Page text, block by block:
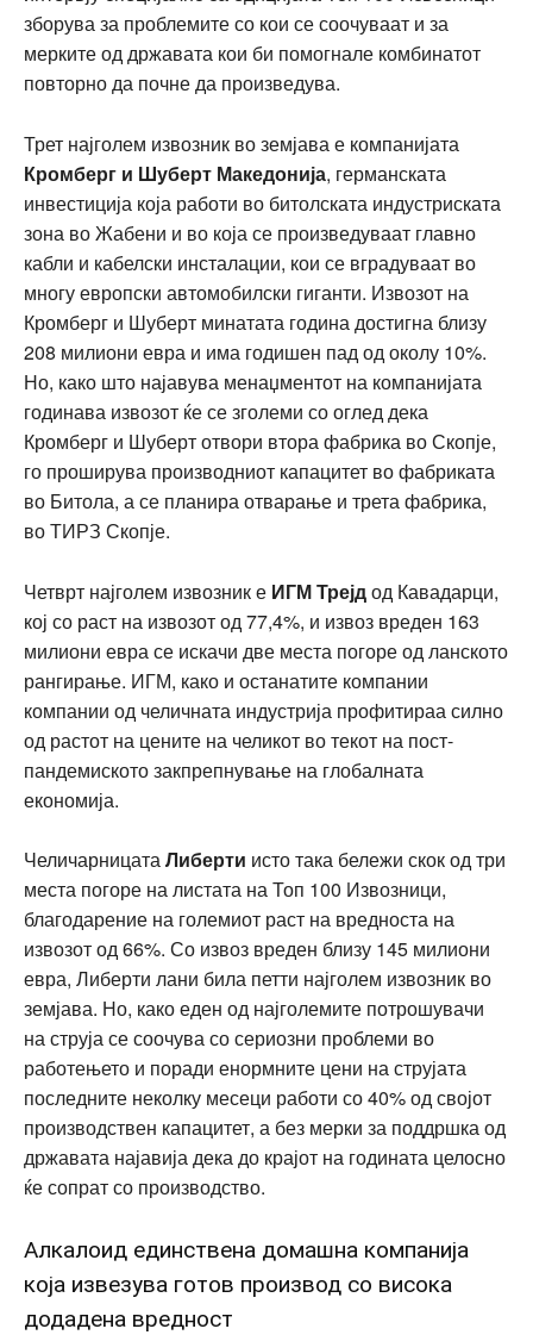
зборува за проблемите со кои се соочуваат и за
мерките од државата кои би помогнале комбинатот
повторно да почне да произведува.
Трет најголем извозник во земјава е компанијата
Кромберг и Шуберт Македонија, германската
инвестиција која работи во битолската индустриската
зона во Жабени и во која се произведуваат главно
кабли и кабелски инсталации, кои се вградуваат во
многу европски автомобилски гиганти. Извозот на
Кромберг и Шуберт минатата година достигна близу
208 милиони евра и има годишен пад од околу 10%.
Но, како што најавува менаџментот на компанијата
годинава извозот ќе се зголеми со оглед дека
Кромберг и Шуберт отвори втора фабрика во Скопје,
го проширува производниот капацитет во фабриката
во Битола, а се планира отварање и трета фабрика,
во ТИРЗ Скопје.
Четврт најголем извозник е ИГМ Трејдод Кавадарци,
кој со раст на извозот од 77,4%, и извоз вреден 163
милиони евра се искачи две места погоре од ланското
рангирање. ИГМ, како и останатите компании
компании од челичната индустрија профитираа силно
од растот на цените на челикот во текот на пост-
пандемиското закпрепнување на глобалната
економија.
ЧеличарницатаЛиберти исто така бележи скок од три
места погоре на листата на Топ 100 Извозници,
благодарение на големиот раст на вредноста на
извозот од 66%. Со извоз вреден близу 145 милиони
евра, Либерти лани била петти најголем извозник во
земјава. Но, како еден од најголемите потрошувачи
на струја се соочува со сериозни проблеми во
работењето и поради енормните цени на струјата
последните неколку месеци работи со 40% од својот
производствен капацитет, а без мерки за поддршка од
државата најавија дека до крајот на годината целосно
ќе сопрат со производство.
Алкалоид единствена домашна компанија
која извезува готов производ со висока
додадена вредност